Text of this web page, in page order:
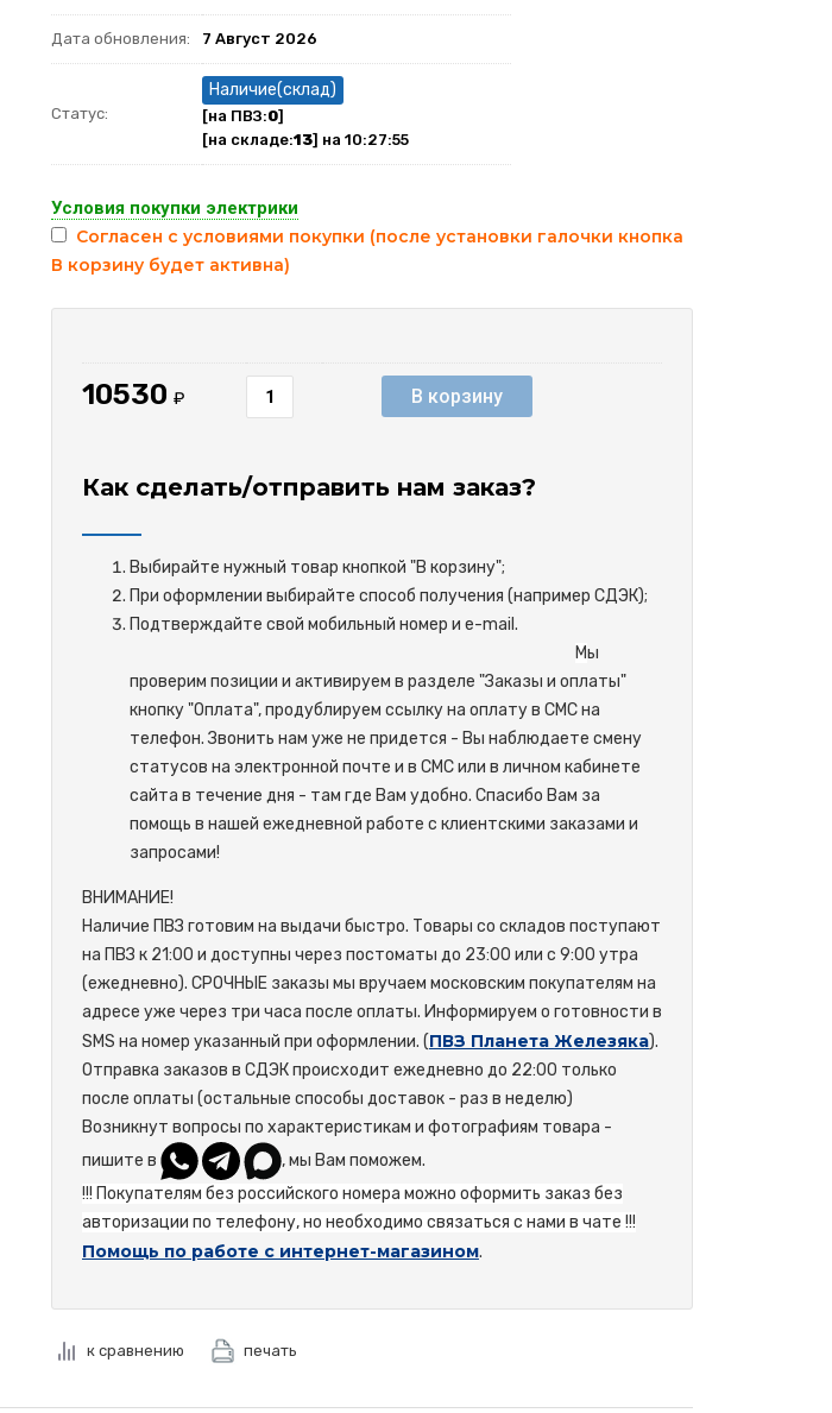
Дата обновления: 7 Август 2026
Статус:
Наличие(склад)
[на ПВЗ:0]
[на складе:13] на 10:27:55
Условия покупки электрики
Согласен с условиями покупки (после установки галочки кнопка
В корзину будет активна)
10530 ₽ В корзину
Как сделать/отправить нам заказ?
Выбирайте нужный товар кнопкой "В корзину";
При оформлении выбирайте способ получения (например СДЭК);
Подтверждайте свой мобильный номер и e-mail.
Мы
проверим позиции и активируем в разделе "Заказы и оплаты"
кнопку "Оплата", продублируем ссылку на оплату в СМС на
телефон. Звонить нам уже не придется - Вы наблюдаете смену
статусов на электронной почте и в СМС или в личном кабинете
сайта в течение дня - там где Вам удобно. Спасибо Вам за
помощь в нашей ежедневной работе с клиентскими заказами и
запросами!
ВНИМАНИЕ!
Наличие ПВЗ готовим на выдачи быстро. Товары со складов поступают
на ПВЗ к 21:00 и доступны через постоматы до 23:00 или с 9:00 утра
(ежедневно). СРОЧНЫЕ заказы мы вручаем московским покупателям на
адресе уже через три часа после оплаты. Информируем о готовности в
SMS на номер указанный при оформлении. (ПВЗ Планета Железяка).
Отправка заказов в СДЭК происходит ежедневно до 22:00 только
после оплаты (остальные способы доставок - раз в неделю)
Возникнут вопросы по характеристикам и фотографиям товара -
пишите в
, мы Вам поможем.
!!! Покупателям без российского номера можно оформить заказ без
авторизации по телефону, но необходимо связаться с нами в чате !!!
Помощь по работе с интернет-магазином.
к сравнению печать